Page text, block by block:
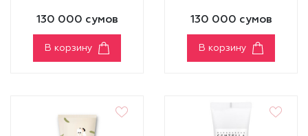
130 000 сумов
В корзину
130 000 сумов
В корзину